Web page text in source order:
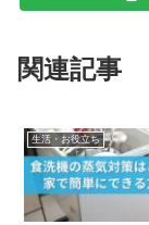
関連記事
生活・お役立ち